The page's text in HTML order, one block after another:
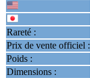
Rareté :
Prix de vente officiel :
Poids :
Dimensions :